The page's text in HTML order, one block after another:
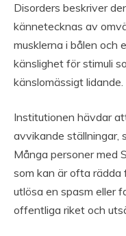
Disorders beskriver
kännetecknas av
musklerna i bålen och
känslighet för stimuli
känslomässigt lidande.
Institutionen hävdar
avvikande ställningar,
Många personer med
som kan är ofta
utlösa en spasm eller
offentliga riket och